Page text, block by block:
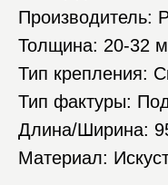
Производитель:
Толщина: 20-32
Тип крепления:
Тип фактуры:
Длина/Ширина:
Материал: